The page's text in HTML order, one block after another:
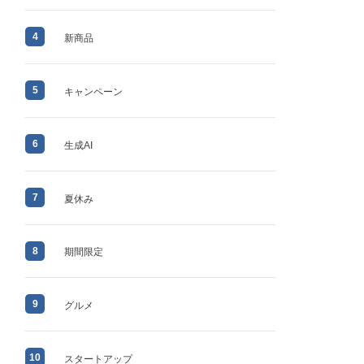
4 新商品
5 キャンペーン
6 生成AI
7 夏休み
8 期間限定
9 グルメ
10 スタートアップ